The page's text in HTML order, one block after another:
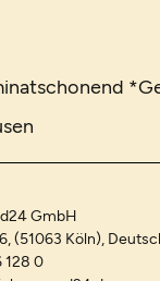
GmbH
(51063 Köln),
128 0